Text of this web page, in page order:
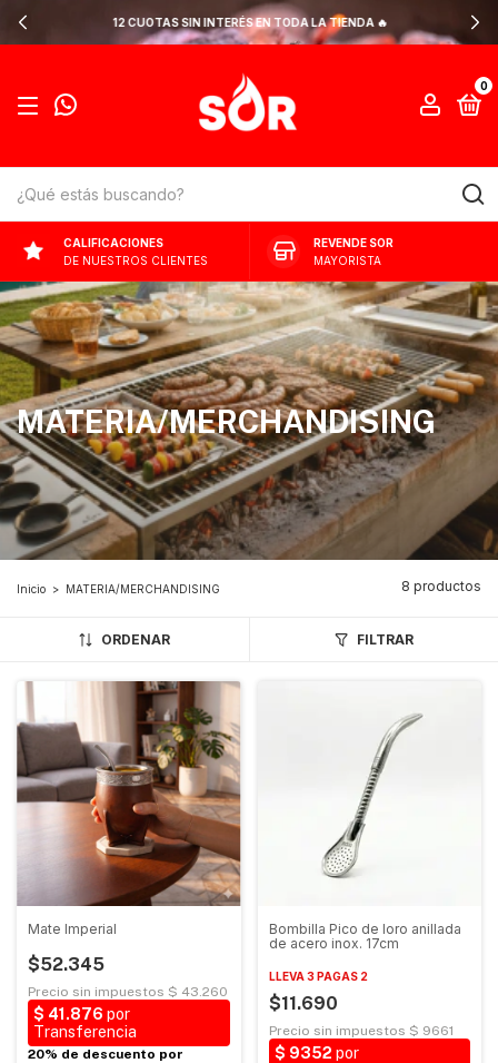
12 CUOTAS SIN INTERÉS EN TODA LA TIENDA 🔥
0
CALIFICACIONES
DE NUESTROS CLIENTES
REVENDE SOR
MAYORISTA
MATERIA/MERCHANDISING
Inicio > MATERIA/MERCHANDISING 8 productos
ORDENAR FILTRAR
Mate Imperial
$52.345
Bombilla Pico de loro anillada
de acero inox. 17cm
LLEVA 3 PAGAS 2
$11.690